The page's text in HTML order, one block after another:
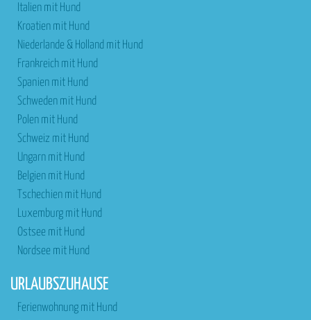
Italien mit Hund
Kroatien mit Hund
Niederlande & Holland mit Hund
Frankreich mit Hund
Spanien mit Hund
Schweden mit Hund
Polen mit Hund
Schweiz mit Hund
Ungarn mit Hund
Belgien mit Hund
Tschechien mit Hund
Luxemburg mit Hund
Ostsee mit Hund
Nordsee mit Hund
URLAUBSZUHAUSE
Ferienwohnung mit Hund